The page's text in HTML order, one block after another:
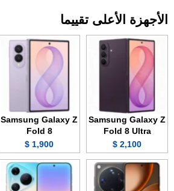
الأجهزة الأعلى تقييما
Samsung Galaxy Z
Fold 8 Ultra
2,100 $
Samsung Galaxy Z
Fold 8
1,900 $